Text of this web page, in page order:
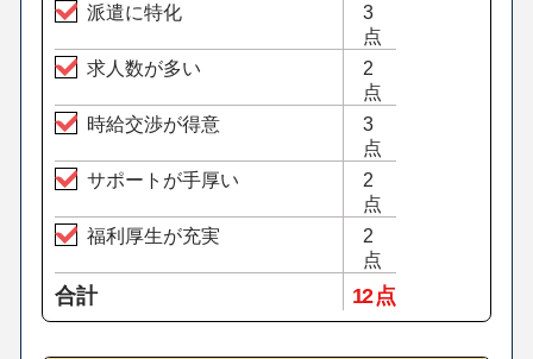
派遣に特化
3
点
求人数が多い
2
点
時給交渉が得意
3
点
サポートが手厚い
2
点
福利厚生が充実
2
点
合計 12 点